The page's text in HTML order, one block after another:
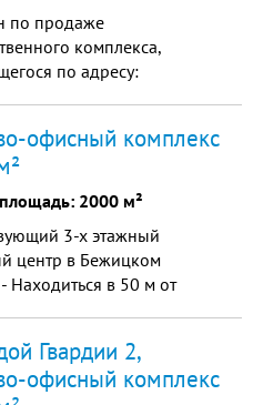
по продаже
комплекса,
по адресу:
м Начальная цена: 2 997
окончания приема
15: 00: 00 Дата
номер...
офисный комплекс
2000 м²
3-х этажный
центр в Бежицком
Находиться в 50 м от
80% площади)
Гвардии 2,
офисный комплекс